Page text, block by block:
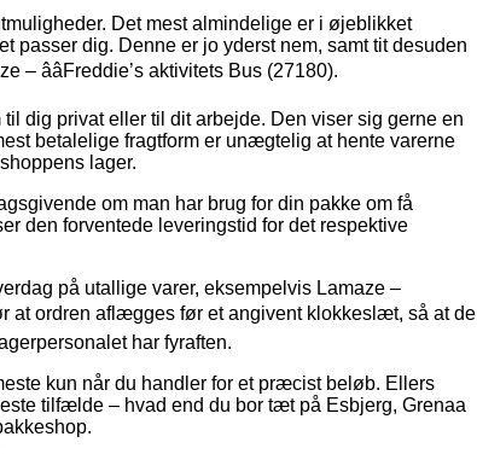
Det mest almindelige er i øjeblikket
passer dig. Denne er jo yderst nem, samt tit desuden
aktivitets Bus (27180).
dig privat eller til dit arbejde. Den viser sig gerne en
betalelige fragtform er unægtelig at hente varerne
lager.
om man har brug for din pakke om få
den forventede leveringstid for det respektive
på utallige varer, eksempelvis Lamaze –
at ordren aflægges før et angivent klokkeslæt, så at de
har fyraften.
kun når du handler for et præcist beløb. Ellers
tilfælde – hvad end du bor tæt på Esbjerg, Grenaa